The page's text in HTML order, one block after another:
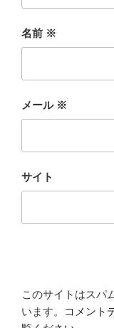
名前 ※
メール ※
サイト
このサイトはスパ
います。
コメント